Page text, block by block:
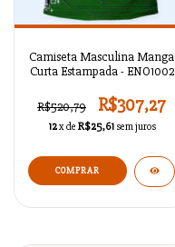
Camiseta Masculina Manga
Curta Estampada - ENO1002
R$520,79 R$307,27
12x de R$25,61 sem juros
COMPRAR